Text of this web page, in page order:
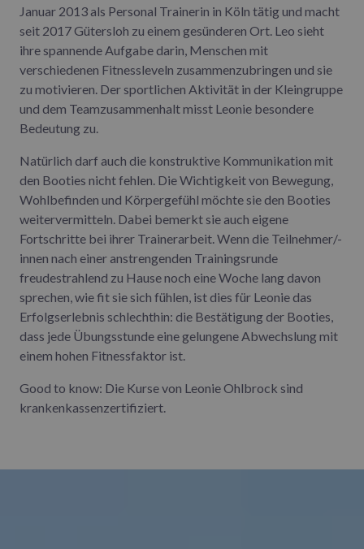
Januar 2013 als Personal Trainerin in Köln tätig und macht
seit 2017 Gütersloh zu einem gesünderen Ort. Leo sieht
ihre spannende Aufgabe darin, Menschen mit
verschiedenen Fitnessleveln zusammenzubringen und sie
zu motivieren. Der sportlichen Aktivität in der Kleingruppe
und dem Teamzusammenhalt misst Leonie besondere
Bedeutung zu.
Natürlich darf auch die konstruktive Kommunikation mit
den Booties nicht fehlen. Die Wichtigkeit von Bewegung,
Wohlbefinden und Körpergefühl möchte sie den Booties
weitervermitteln. Dabei bemerkt sie auch eigene
Fortschritte bei ihrer Trainerarbeit. Wenn die Teilnehmer/-
innen nach einer anstrengenden Trainingsrunde
freudestrahlend zu Hause noch eine Woche lang davon
sprechen, wie fit sie sich fühlen, ist dies für Leonie das
Erfolgserlebnis schlechthin: die Bestätigung der Booties,
dass jede Übungsstunde eine gelungene Abwechslung mit
einem hohen Fitnessfaktor ist.
Good to know: Die Kurse von Leonie Ohlbrock sind
krankenkassenzertifiziert.